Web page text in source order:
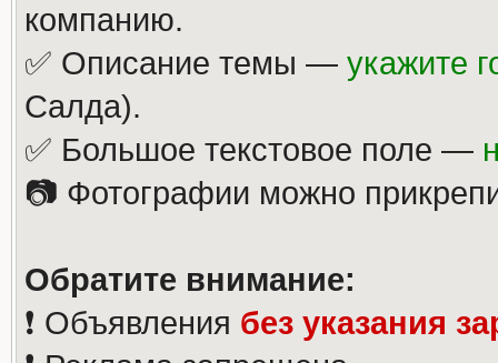
компанию.
✅ Описание темы — укажите
Салда).
✅ Большое текстовое поле —
📷 Фотографии можно
Обратите внимание:
❗️ Объявления без указания